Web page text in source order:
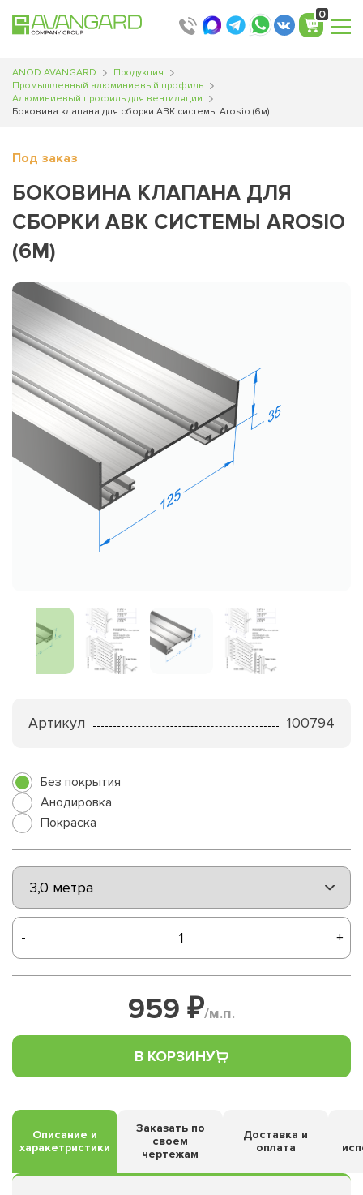
0
ANOD AVANGARD
Продукция
Промышленный алюминиевый профиль
Алюминиевый профиль для вентиляции
Боковина клапана для сборки АВК системы Arosio (6м)
Под заказ
БОКОВИНА КЛАПАНА ДЛЯ
СБОРКИ АВК СИСТЕМЫ AROSIO
(6М)
Артикул 100794
Без покрытия
Анодировка
Покраска
- +
959 ₽/м.п.
В КОРЗИНУ
Описание и
харакетристики
Заказать по
своем
чертежам
Доставка и
оплата